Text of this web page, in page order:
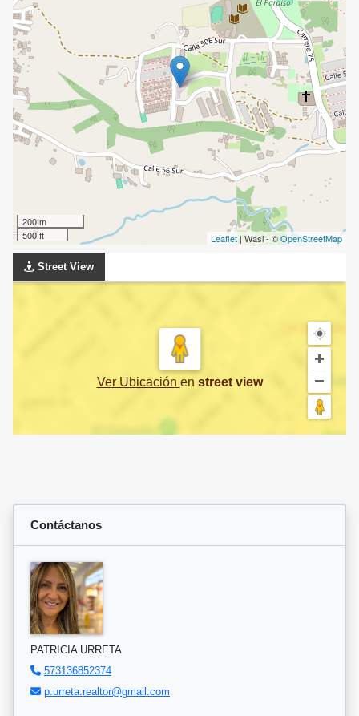
200 m
500 ft
Leaflet | Wasi - ©OpenStreetMap
Street View
Ver Ubicación en street view
Contáctanos
PATRICIA URRETA
573136852374
p.urreta.realtor@gmail.com